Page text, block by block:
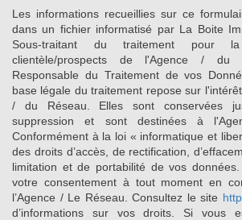
Les informations recueillies sur ce
dans un fichier informatisé par La Boite
Sous-traitant du traitement pour
clientèle/prospects de l'Agence / du
Responsable du Traitement de vos
base légale du traitement repose sur
/ du Réseau. Elles sont conservées
suppression et sont destinées à
Conformément à la loi « informatique et
des droits d’accès, de rectification,
limitation et de portabilité de vos
votre consentement à tout moment en
l’Agence / Le Réseau. Consultez le site
d’informations sur vos droits. Si vous